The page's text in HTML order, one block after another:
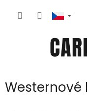
Westernové